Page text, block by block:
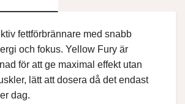
fettförbrännare med snabb
och fokus. Yellow Fury är
för att ge maximal effekt utan
lätt att dosera då det endast
dag.